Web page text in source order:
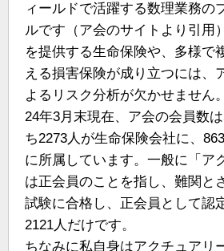
ィールドで活躍する数理業務の
ルです（ア会のサイトより引用
を提供する生命保険や、多様で
える損害保険が成り立つには、
よるリスク分析が欠かせません。
24年3月末現在、ア会の会員数
ち2273人が生命保険会社に、
に所属しています。一般に「ア
は正会員のことを指し、難関と
試験に合格し、正会員として認
2121人だけです。
ちなみに私自身はアクチュアリ